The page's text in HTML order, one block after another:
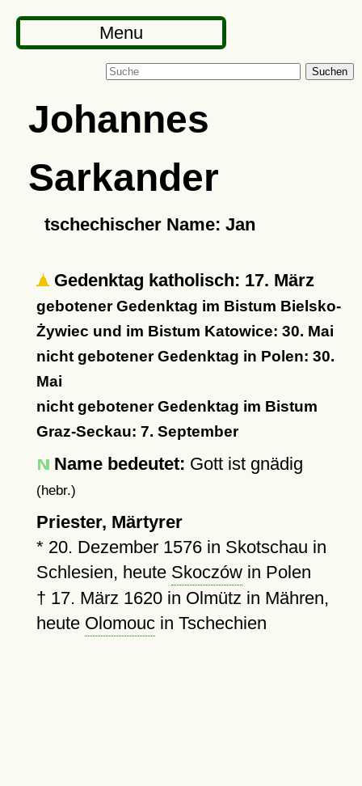
Menu
Suchen
Johannes
Sarkander
tschechischer Name: Jan
Gedenktag katholisch: 17. März
gebotener Gedenktag im Bistum Bielsko-
Żywiec und im Bistum Katowice: 30. Mai
nicht gebotener Gedenktag in Polen: 30.
Mai
nicht gebotener Gedenktag im Bistum
Graz-Seckau: 7. September
Name bedeutet: Gott ist gnädig
(hebr.)
Priester, Märtyrer
* 20. Dezember 1576in Skotschau in
Schlesien, heute Skoczówin Polen
† 17. März 1620in Olmütz in Mähren,
heute Olomoucin Tschechien